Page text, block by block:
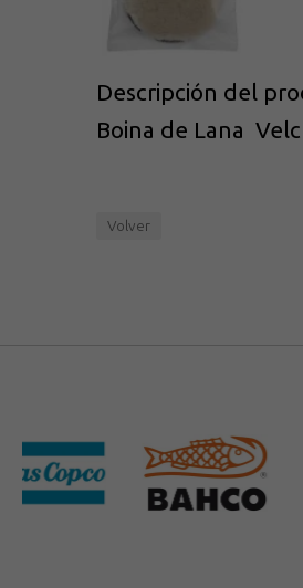
Descripción del
Boina de Lana
Volver